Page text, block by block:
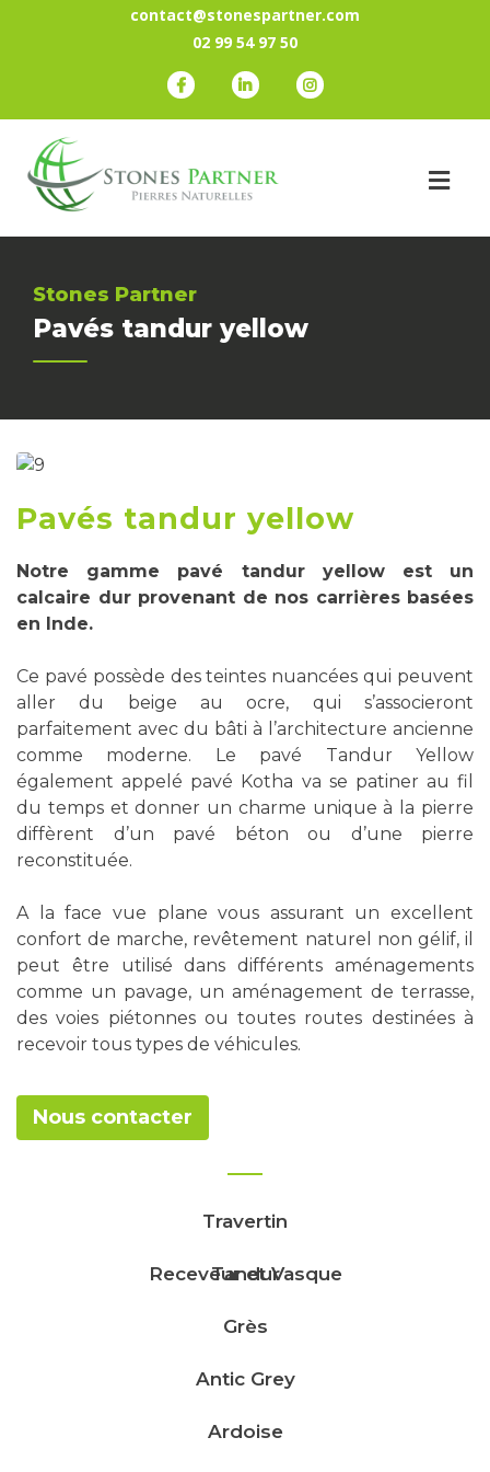
contact@stonespartner.com
02 99 54 97 50
Stones Partner
Pavés tandur yellow
Pavés tandur yellow
Notre gamme pavé tandur yellow est un
calcaire dur provenant de nos carrières basées
en Inde.
Ce pavé possède des teintes nuancées qui peuvent
aller du beige au ocre, qui s’associeront
parfaitement avec du bâti à l’architecture ancienne
comme moderne. Le pavé Tandur Yellow
également appelé pavé Kotha va se patiner au fil
du temps et donner un charme unique à la pierre
diffèrent d’un pavé béton ou d’une pierre
reconstituée.
A la face vue plane vous assurant un excellent
confort de marche, revêtement naturel non gélif, il
peut être utilisé dans différents aménagements
comme un pavage, un aménagement de terrasse,
des voies piétonnes ou toutes routes destinées à
recevoir tous types de véhicules.
Nous contacter
Travertin
Receveur et Vasque
Tandur
Grès
Antic Grey
Ardoise